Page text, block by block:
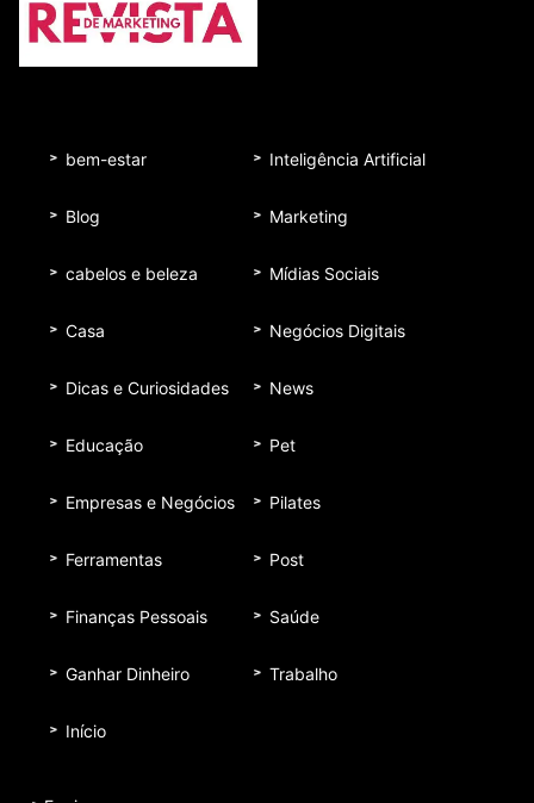
bem-estar
Blog
cabelos e beleza
Casa
Dicas e Curiosidades
Educação
Empresas e Negócios
Ferramentas
Finanças Pessoais
Ganhar Dinheiro
Início
Inteligência Artificial
Marketing
Mídias Sociais
Negócios Digitais
News
Pet
Pilates
Post
Saúde
Trabalho